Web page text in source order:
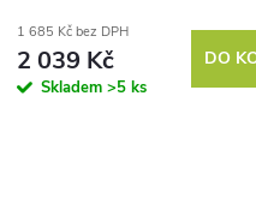
vlivům, 120 x 41 x 50 cm,
1 685 Kč bez DPH
2 039 Kč
Skladem >5 ks
DO